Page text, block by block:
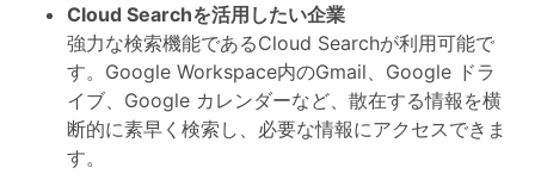
Cloud Searchを活用したい企業
強力な検索機能であるCloud Searchが利用可能で
す。Google Workspace内のGmail、Google ドラ
イブ、Google カレンダーなど、散在する情報を横
断的に素早く検索し、必要な情報にアクセスできま
す。